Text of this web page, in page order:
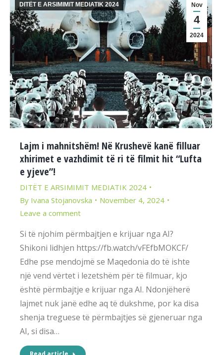
Nov
4
2024
DITËT E ARSIMIMIT MEDIATIK 2024
Lajm i mahnitshëm! Në Krushevë kanë filluar
xhirimet e vazhdimit të ri të filmit hit “Lufta
e yjeve”!
DITËT E ARSIMIMIT MEDIATIK 2024
By Ivana Stojanovska
November 4, 2024
Leave a comment
Si të njohim përmbajtjen e krijuar nga AI?
Shikoni lidhjen https://fb.watch/vFEfbMOKCF/
Edhe pse mendojmë se Maqedonia do të ishte
një vend vërtet i lezetshëm për të filmuar, kjo
është përmbajtje e krijuar nga AI. Ndonjëherë
lajmet nuk janë edhe aq të dukshme, por ka disa
shenja treguese të përmbajtjes së gjeneruar nga
AI, si disa…